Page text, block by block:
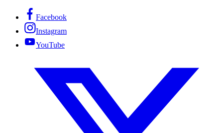
Facebook
Instagram
YouTube